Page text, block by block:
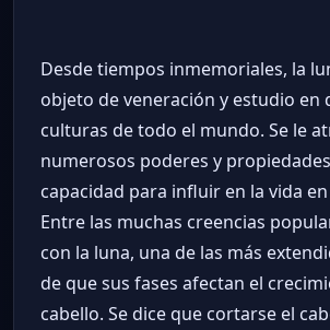
Desde tiempos inmemoriales, la
objeto de veneración y estudio en
culturas de todo el mundo. Se le
numerosos poderes y
capacidad para influir en la vida
Entre las muchas creencias
con la luna, una de las más
de que sus fases afectan el
cabello. Se dice que cortarse el